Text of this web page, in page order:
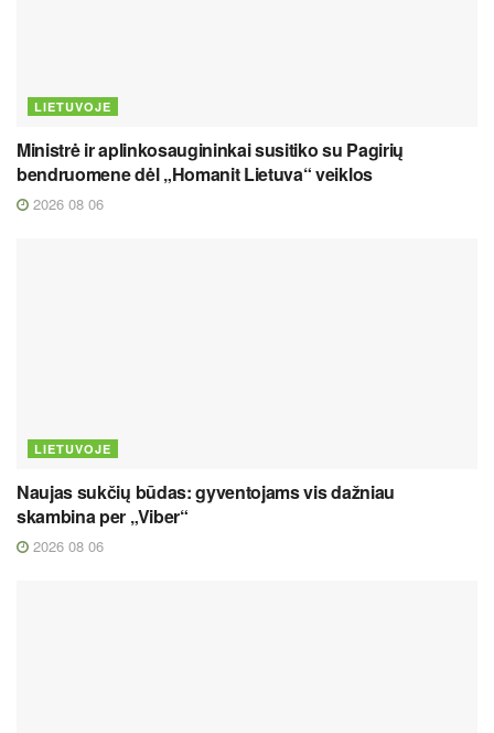
LIETUVOJE
Ministrė ir aplinkosaugininkai susitiko su Pagirių
bendruomene dėl „Homanit Lietuva“ veiklos
2026 08 06
LIETUVOJE
Naujas sukčių būdas: gyventojams vis dažniau
skambina per „Viber“
2026 08 06